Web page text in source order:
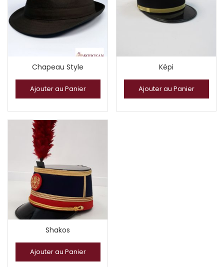
Chapeau Style
Ajouter au Panier
Képi
Ajouter au Panier
Shakos
Ajouter au Panier